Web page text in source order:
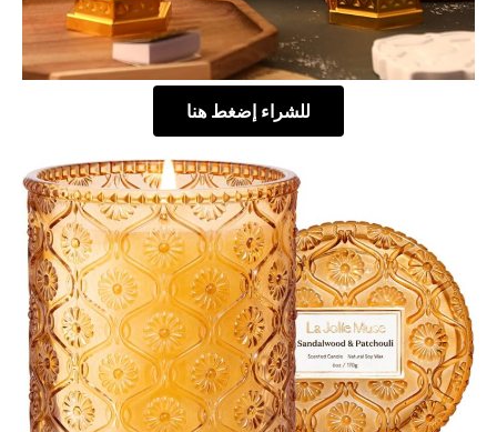
للشراء إضغط هنا